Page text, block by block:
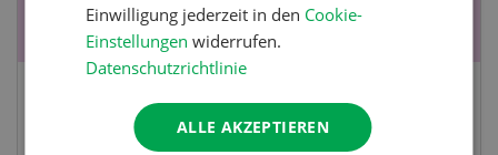
Fachkurs Aquakultur
Einwilligung jederzeit in den Cookie-
Einstellungen widerrufen.
Datenschutzrichtlinie
ALLE AKZEPTIEREN